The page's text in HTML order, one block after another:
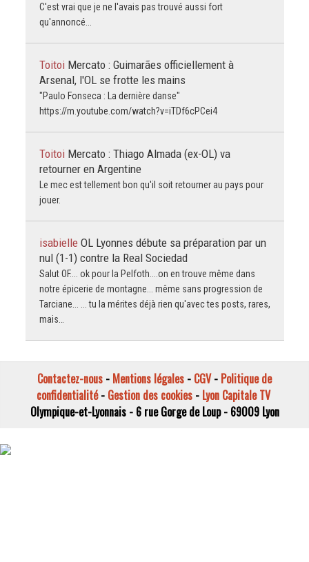
C'est vrai que je ne l'avais pas trouvé aussi fort
qu'annoncé...
Toitoi Mercato : Guimarães officiellement à
Arsenal, l'OL se frotte les mains
"Paulo Fonseca : La dernière danse"
https://m.youtube.com/watch?v=iTDf6cPCei4
Toitoi Mercato : Thiago Almada (ex-OL) va
retourner en Argentine
Le mec est tellement bon qu'il soit retourner au pays pour
jouer.
isabielle OL Lyonnes débute sa préparation par un
nul (1-1) contre la Real Sociedad
Salut OF.... ok pour la Pelfoth....on en trouve même dans
notre épicerie de montagne... même sans progression de
Tarciane... ... tu la mérites déjà rien qu'avec tes posts, rares,
mais…
Contactez-nous - Mentions légales - CGV- Politique de
confidentialité- Gestion des cookies- Lyon Capitale TV
Olympique-et-Lyonnais - 6 rue Gorge de Loup - 69009 Lyon